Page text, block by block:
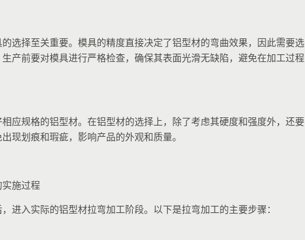
选择至关重要。模具的精度直接决定了铝型材的弯曲效果，因此需要选
产前要对模具进行严格检查，确保其表面光滑无缺陷，避免在加工过程
应规格的铝型材。在铝型材的选择上，除了考虑其硬度和强度外，还要
现划痕和瑕疵，影响产品的外观和质量。
施过程
进入实际的铝型材拉弯加工阶段。以下是拉弯加工的主要步骤：